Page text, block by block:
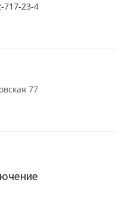
717-23-4
77